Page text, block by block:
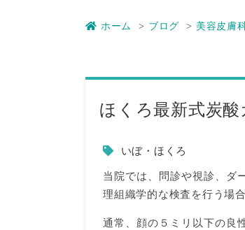
ホーム ブログ 美容皮膚
ほくろ最新式炭
いぼ・ほくろ
当院では、問診や視診、ダ
理組織学的な検査を行う場
通常、顔の５ミリ以下の良